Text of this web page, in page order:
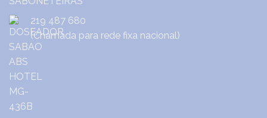
219 487 680
(Chamada para rede fixa nacional)